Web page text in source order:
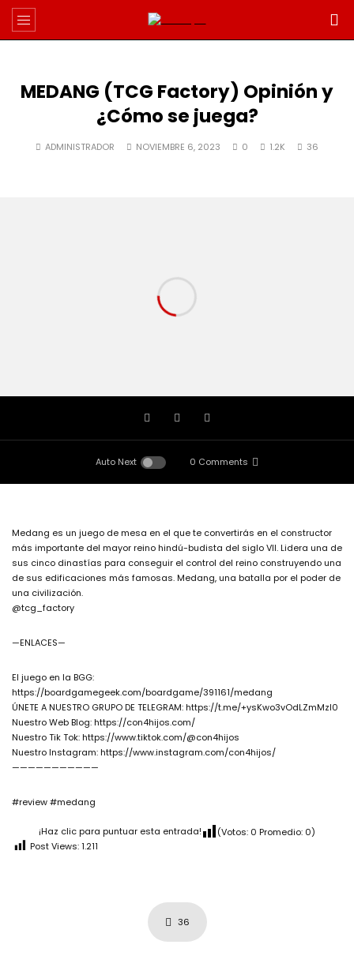
MEDANG (TCG Factory) Opinión y
¿Cómo se juega?
ADMINISTRADOR NOVIEMBRE 6, 2023 0 1.2K 36
Auto Next 0 Comments
Medang es un juego de mesa en el que te convertirás en el constructor
más importante del mayor reino hindú-budista del siglo VII. Lidera una de
sus cinco dinastías para conseguir el control del reino construyendo una
de sus edificaciones más famosas. Medang, una batalla por el poder de
una civilización.
@tcg_factory
—ENLACES—
El juego en la BGG:
https://boardgamegeek.com/boardgame/391161/medang
ÚNETE A NUESTRO GRUPO DE TELEGRAM: https://t.me/+ysKwo3vOdLZmMzI0
Nuestro Web Blog: https://con4hijos.com/
Nuestro Tik Tok: https://www.tiktok.com/@con4hijos
Nuestro Instagram: https://www.instagram.com/con4hijos/
———————————
#review #medang
¡Haz clic para puntuar esta entrada! (Votos: 0 Promedio: 0)
Post Views:1.211
36